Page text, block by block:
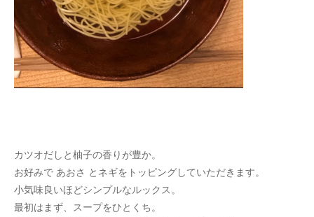
カツオだしと柚子の香りが豊か。
お好みで あおさ とネギをトッピングしていただきます。
小気味良いほどシンプルなルックス。
最初はまず、スープをひとくち。